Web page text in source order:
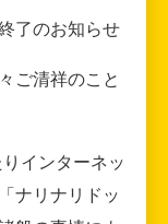
了のお知らせ
ご清祥のこと
インターネッ
ナリナリドッ